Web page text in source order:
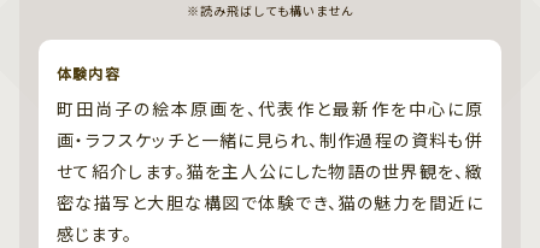
※読み飛ばしても構いません
体験内容
町田尚子の絵本原画を、代表作と最新作を中心に原
画・ラフスケッチと一緒に見られ、制作過程の資料も併
せて紹介します。猫を主人公にした物語の世界観を、緻
密な描写と大胆な構図で体験でき、猫の魅力を間近に
感じます。